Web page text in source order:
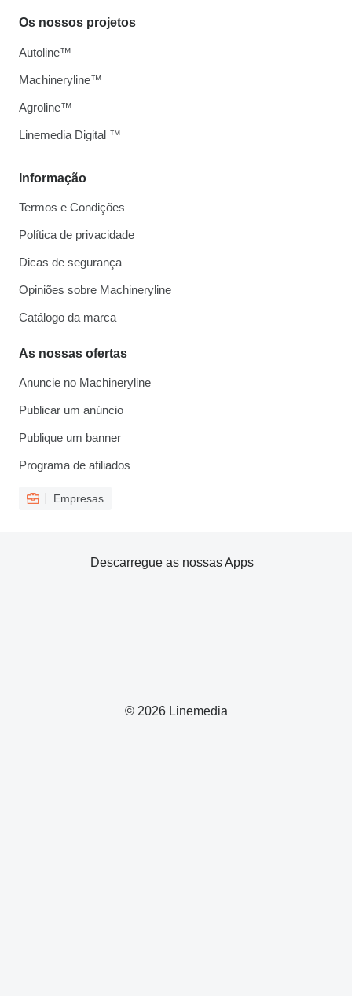
Informação
Termos e Condições
Política de privacidade
Dicas de segurança
Opiniões sobre Machineryline
Catálogo da marca
As nossas ofertas
Anuncie no Machineryline
Publicar um anúncio
Publique um banner
Programa de afiliados
Empresas
Os nossos projetos
Autoline™
Machineryline™
Agroline™
Linemedia Digital ™
© 2026 Linemedia
Descarregue as nossas Apps